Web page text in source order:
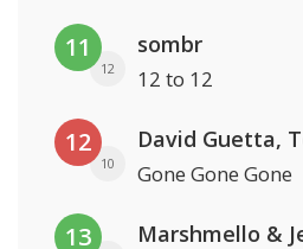
11
12
sombr
12 to 12
12
10 Gone Gone Gone
13 Marshmello &